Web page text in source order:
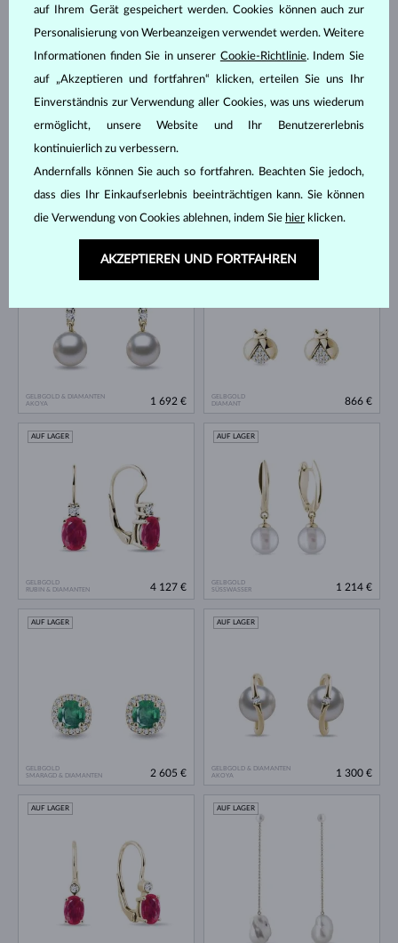
MOLDAVIT & DIAMANTEN
1 127 €
DIAMANT
409 €
SAPHIR BLAU & DIAMANTEN
1 822 €
RUBIN & DIAMANTEN
3 735 €
GELBGOLD & DIAMANTEN
AKOYA
1 692 €
GELBGOLD
DIAMANT
866 €
GELBGOLD
RUBIN & DIAMANTEN
AUF LAGER
4 127 €
GELBGOLD
SÜSSWASSER
AUF LAGER
1 214 €
GELBGOLD
SMARAGD & DIAMANTEN
AUF LAGER
2 605 €
GELBGOLD & DIAMANTEN
AKOYA
AUF LAGER
1 300 €
AUF LAGER AUF LAGER
auf Ihrem Gerät gespeichert werden. Cookies können auch zur
Personalisierung von Werbeanzeigen verwendet werden. Weitere
Informationen finden Sie in unserer Cookie-Richtlinie. Indem Sie
auf „Akzeptieren und fortfahren“ klicken, erteilen Sie uns Ihr
Einverständnis zur Verwendung aller Cookies, was uns wiederum
ermöglicht, unsere Website und Ihr Benutzererlebnis
kontinuierlich zu verbessern.
Andernfalls können Sie auch so fortfahren. Beachten Sie jedoch,
dass dies Ihr Einkaufserlebnis beeinträchtigen kann. Sie können
die Verwendung von Cookies ablehnen, indem Sie hier klicken.
AKZEPTIEREN UND FORTFAHREN